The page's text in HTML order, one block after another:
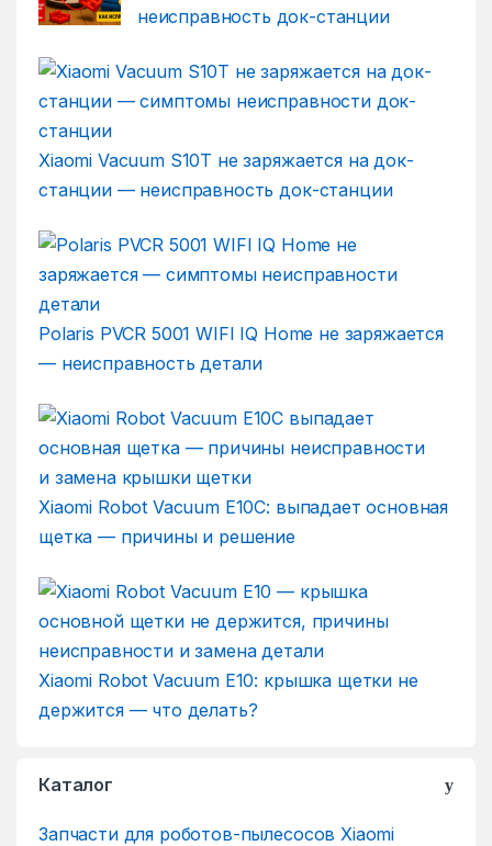
неисправность док-станции
Xiaomi Vacuum S10T не заряжается на док-
станции — неисправность док-станции
Polaris PVCR 5001 WIFI IQ Home не заряжается
— неисправность детали
Xiaomi Robot Vacuum E10C: выпадает основная
щетка — причины и решение
Xiaomi Robot Vacuum E10: крышка щетки не
держится — что делать?
Каталог
Запчасти для роботов-пылесосов Xiaomi